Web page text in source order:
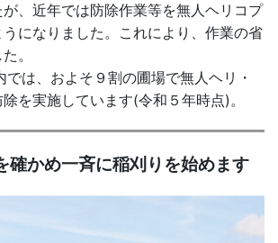
、近年では防除作業等を無人ヘリコプ
になりました。これにより、作業の省
。
は、およそ９割の圃場で無人ヘリ・
を実施しています(令和５年時点)。
かめ一斉に稲刈りを始めます